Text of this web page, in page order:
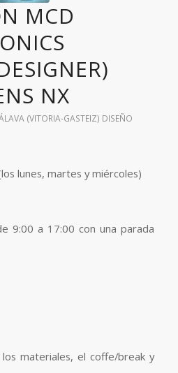
MCD
NX
(VITORIA-GASTEIZ) DISEÑO
lunes, martes y miércoles)
9:00 a 17:00 con una parada
materiales, el coffe/break y